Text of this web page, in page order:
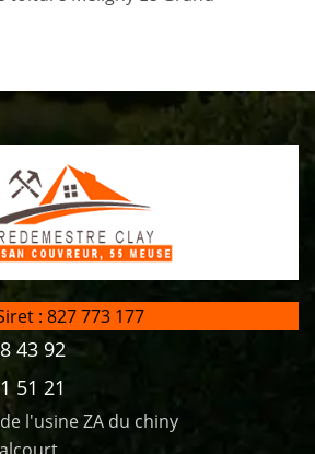
: 827 773 177
43 92
51 21
l'usine ZA du chiny